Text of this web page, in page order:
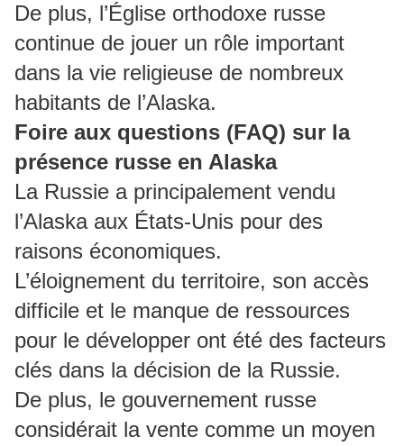
De plus, l’Église orthodoxe russe
continue de jouer un rôle important
dans la vie religieuse de nombreux
habitants de l’Alaska.
Foire aux questions (FAQ) sur la
présence russe en Alaska
La Russie a principalement vendu
l’Alaska aux États-Unis pour des
raisons économiques.
L’éloignement du territoire, son accès
difficile et le manque de ressources
pour le développer ont été des facteurs
clés dans la décision de la Russie.
De plus, le gouvernement russe
considérait la vente comme un moyen